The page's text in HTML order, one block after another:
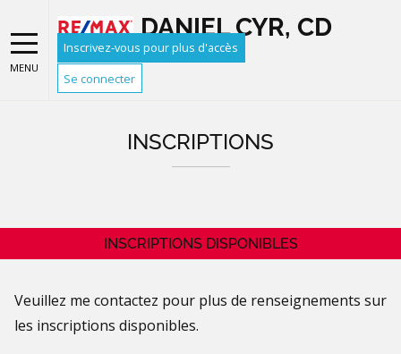
MENU
DANIEL CYR, CD
Inscrivez-vous pour plus d'accès
Se connecter
INSCRIPTIONS
INSCRIPTIONS DISPONIBLES
Veuillez me contactez pour plus de renseignements sur
les inscriptions disponibles.